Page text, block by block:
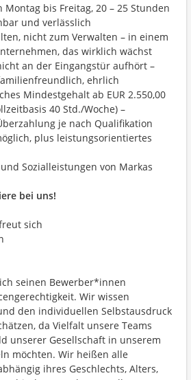
bis Freitag, 20 – 25 Stunden
und verlässlich
nicht zum Verwalten – in einem
das wirklich wächst
an der Eingangstür aufhört –
ehrlich
Mindestgehalt ab EUR 2.550,00
40 Std./Woche) –
je nach Qualifikation
plus leistungsorientiertes
Sozialleistungen von Markas
bei uns!
sich
seinen Bewerber*innen
Wir wissen
den individuellen Selbstausdruck
da Vielfalt unsere Teams
unserer Gesellschaft in unserem
möchten. Wir heißen alle
ihres Geschlechts, Alters,